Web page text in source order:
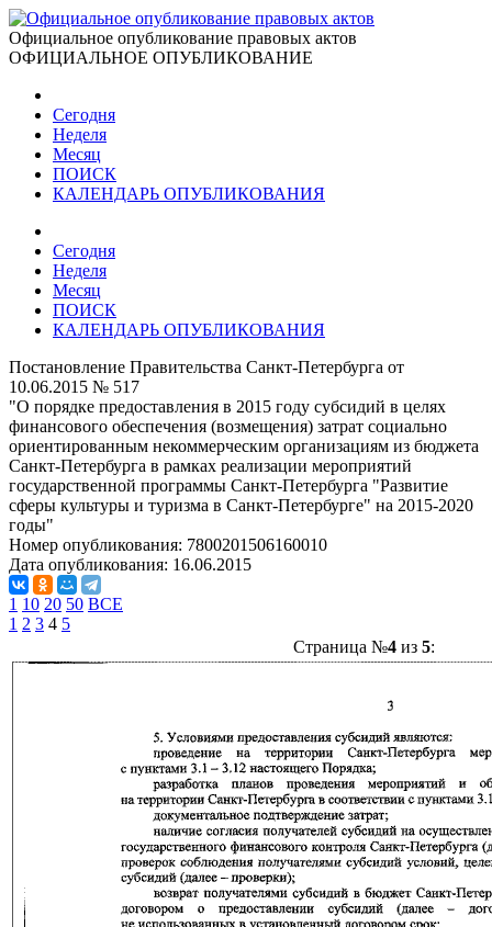
Официальное опубликование правовых актов
ОФИЦИАЛЬНОЕ ОПУБЛИКОВАНИЕ
Сегодня
Неделя
Месяц
ПОИСК
КАЛЕНДАРЬ ОПУБЛИКОВАНИЯ
Сегодня
Неделя
Месяц
ПОИСК
КАЛЕНДАРЬ ОПУБЛИКОВАНИЯ
Постановление Правительства Санкт-Петербурга от
10.06.2015 № 517
"О порядке предоставления в 2015 году субсидий в целях
финансового обеспечения (возмещения) затрат социально
ориентированным некоммерческим организациям из бюджета
Санкт-Петербурга в рамках реализации мероприятий
государственной программы Санкт-Петербурга "Развитие
сферы культуры и туризма в Санкт-Петербурге" на 2015-2020
годы"
Номер опубликования: 7800201506160010
Дата опубликования: 16.06.2015
1 10 20 50 ВСЕ
1 2 3 4 5
Страница №4из 5: